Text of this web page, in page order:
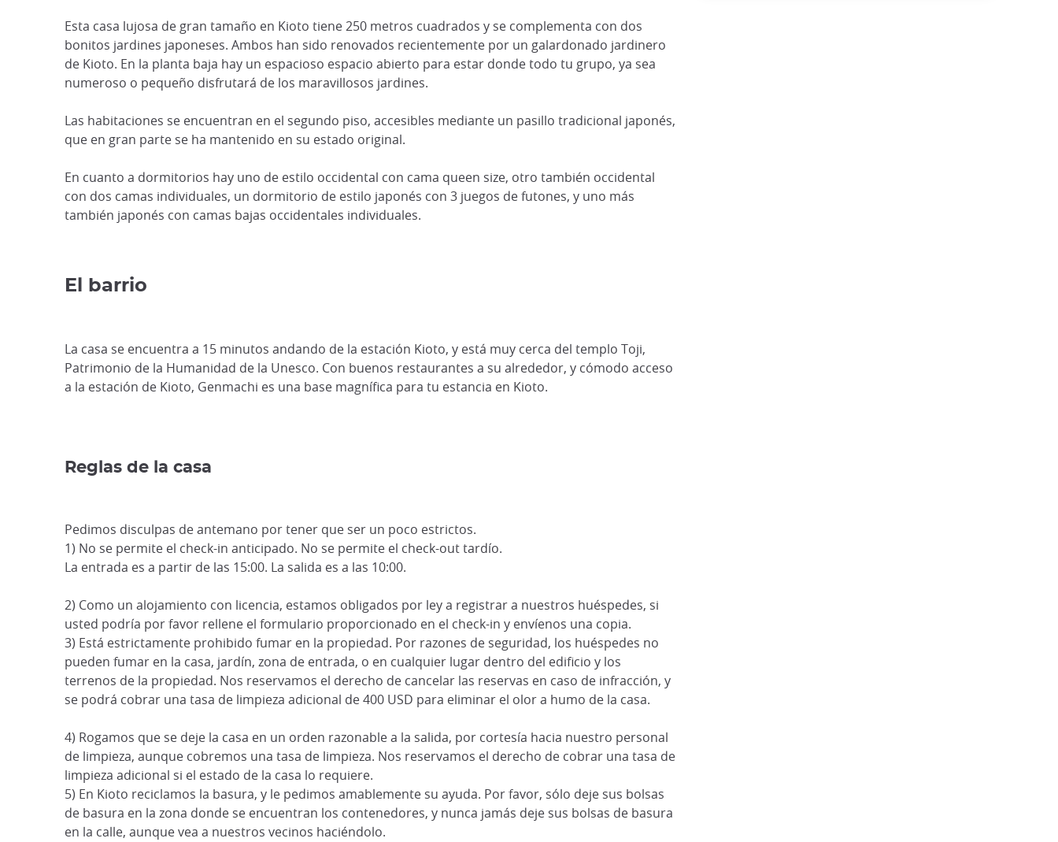
Esta casa lujosa de gran tamaño en Kioto tiene 250 metros cuadrados y se complementa con dos
bonitos jardines japoneses. Ambos han sido renovados recientemente por un galardonado jardinero
de Kioto. En la planta baja hay un espacioso espacio abierto para estar donde todo tu grupo, ya sea
numeroso o pequeño disfrutará de los maravillosos jardines.
Las habitaciones se encuentran en el segundo piso, accesibles mediante un pasillo tradicional japonés,
que en gran parte se ha mantenido en su estado original.
En cuanto a dormitorios hay uno de estilo occidental con cama queen size, otro también occidental
con dos camas individuales, un dormitorio de estilo japonés con 3 juegos de futones, y uno más
también japonés con camas bajas occidentales individuales.
El barrio
La casa se encuentra a 15 minutos andando de la estación Kioto, y está muy cerca del templo Toji,
Patrimonio de la Humanidad de la Unesco. Con buenos restaurantes a su alrededor, y cómodo acceso
a la estación de Kioto, Genmachi es una base magnífica para tu estancia en Kioto.
Reglas de la casa
Pedimos disculpas de antemano por tener que ser un poco estrictos.
1) No se permite el check-in anticipado. No se permite el check-out tardío.
La entrada es a partir de las 15:00. La salida es a las 10:00.
2) Como un alojamiento con licencia, estamos obligados por ley a registrar a nuestros huéspedes, si
usted podría por favor rellene el formulario proporcionado en el check-in y envíenos una copia.
3) Está estrictamente prohibido fumar en la propiedad. Por razones de seguridad, los huéspedes no
pueden fumar en la casa, jardín, zona de entrada, o en cualquier lugar dentro del edificio y los
terrenos de la propiedad. Nos reservamos el derecho de cancelar las reservas en caso de infracción, y
se podrá cobrar una tasa de limpieza adicional de 400 USD para eliminar el olor a humo de la casa.
4) Rogamos que se deje la casa en un orden razonable a la salida, por cortesía hacia nuestro personal
de limpieza, aunque cobremos una tasa de limpieza. Nos reservamos el derecho de cobrar una tasa de
limpieza adicional si el estado de la casa lo requiere.
5) En Kioto reciclamos la basura, y le pedimos amablemente su ayuda. Por favor, sólo deje sus bolsas
de basura en la zona donde se encuentran los contenedores, y nunca jamás deje sus bolsas de basura
en la calle, aunque vea a nuestros vecinos haciéndolo.